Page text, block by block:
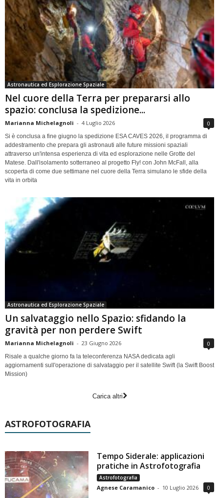
Astronautica ed Esplorazione Spaziale
Nel cuore della Terra per prepararsi allo
spazio: conclusa la spedizione...
Marianna Michelagnoli - 4 Luglio 2026 0
Si è conclusa a fine giugno la spedizione ESA CAVES 2026, il programma di
addestramento che prepara gli astronauti alle future missioni spaziali
attraverso un'intensa esperienza di vita ed esplorazione nelle Grotte del
Matese. Dall'isolamento sotterraneo al progetto Fly! con John McFall, alla
scoperta di come due settimane nel cuore della Terra simulano le sfide della
vita in orbita
Astronautica ed Esplorazione Spaziale
Un salvataggio nello Spazio: sfidando la
gravità per non perdere Swift
Marianna Michelagnoli - 23 Giugno 2026 0
Risale a qualche giorno fa la teleconferenza NASA dedicata agli
aggiornamenti sull'operazione di salvataggio per il satellite Swift (la Swift Boost
Mission)
Carica altri
ASTROFOTOGRAFIA
Tempo Siderale: applicazioni
pratiche in Astrofotografia
Astrofotografia
Agnese Caramanico - 10 Luglio 2026 0